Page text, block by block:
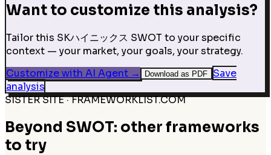
Want to customize this analysis?
Tailor this SKハイニックス SWOT to your specific
context — your market, your goals, your strategy.
Customize with AI Agent→ Download as PDF
Save
analysis
SISTER SITE · FRAMEWORKLIST.COM
Beyond SWOT: other frameworks
to try